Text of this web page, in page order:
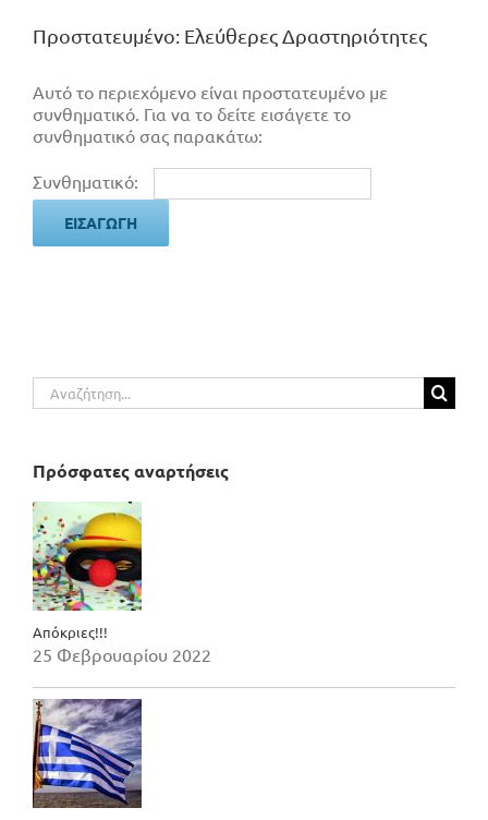
Πρoστατευμένο: Ελεύθερες Δραστηριότητες
Αυτό το περιεχόμενο είναι προστατευμένο με
συνθηματικό. Για να το δείτε εισάγετε το
συνθηματικό σας παρακάτω:
Συνθηματικό:
Αναζήτηση
για:
Πρόσφατες αναρτήσεις
Απόκριες!!!
25 Φεβρουαρίου 2022